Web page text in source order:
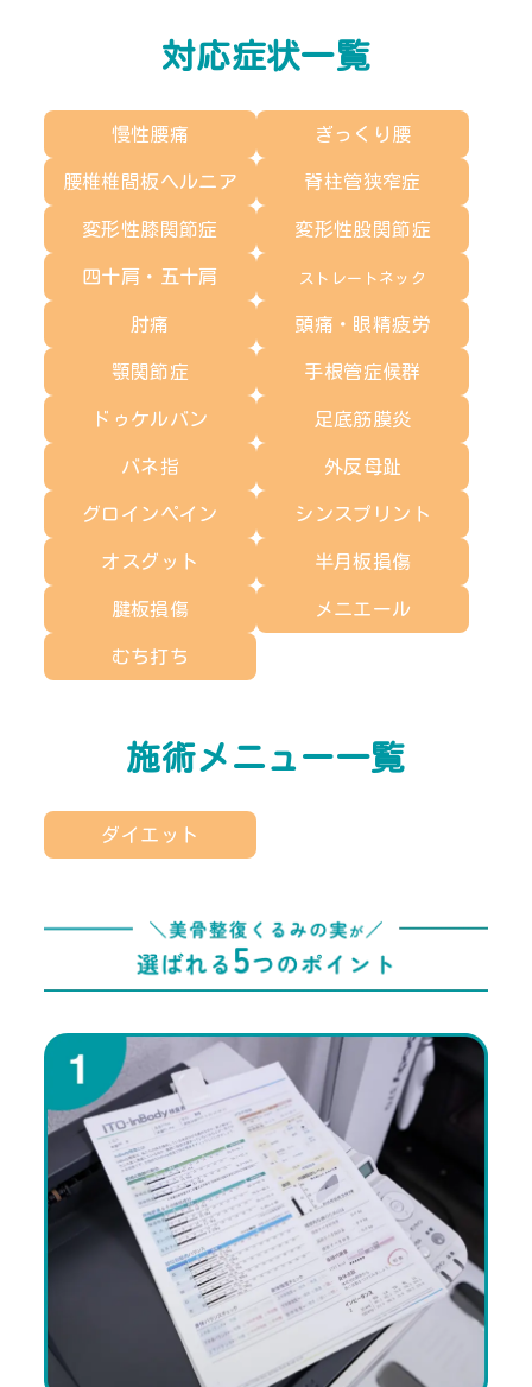
対応症状一覧
慢性腰痛 ぎっくり腰
腰椎椎間板ヘルニア 脊柱管狭窄症
変形性膝関節症 変形性股関節症
四十肩・五十肩 ストレートネック
肘痛 頭痛・眼精疲労
顎関節症 手根管症候群
ドゥケルバン 足底筋膜炎
バネ指 外反母趾
グロインペイン シンスプリント
オスグット 半月板損傷
腱板損傷 メニエール
むち打ち
施術メニュー一覧
ダイエット